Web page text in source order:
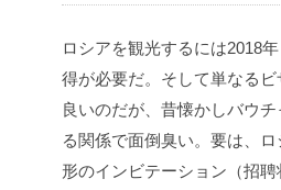
ロシアを観光するには2018
得が必要だ。そして単なる
良いのだが、昔懐かしバウ
る関係で面倒臭い。要は、
形のインビテーション（招